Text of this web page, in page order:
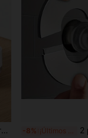
1 pieza Dispensador de jabón para lavar platos, Recipiente con bomba 2 en 1 con soporte para esponja, Caja dispensadora de líquido lavavajillas, Recipiente para lociones para el baño, Accesorios de baño, Artículos de cocina, Accesorios de cocina, Utensilios de cocina -8% 2 piezas Radiadores